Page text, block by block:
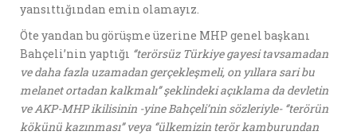
yansıttığından emin olamayız.
Öte yandan bu görüşme üzerine MHP genel başkanı
Bahçeli’nin yaptığı ‘’terörsüz Türkiye gayesi tavsamadan
ve daha fazla uzamadan gerçekleşmeli, on yıllara sari bu
melanet ortadan kalkmalı’’ şeklindeki açıklama da devletin
ve AKP-MHP ikilisinin -yine Bahçeli’nin sözleriyle- ‘’terörün
kökünü kazınması’’ veya ‘’ülkemizin terör kamburundan